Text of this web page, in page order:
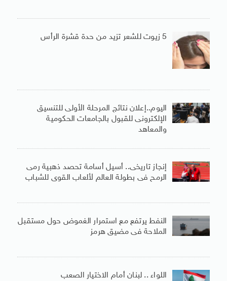
5 زيوت للشعر تزيد من حدة قشرة الرأس
اليوم..إعلان نتائج المرحلة الأولى للتنسيق
الإلكترونى للقبول بالجامعات الحكومية
والمعاهد
إنجاز تاريخى.. أسيل أسامة تحصد ذهبية رمى
الرمح فى بطولة العالم لألعاب القوى للشباب
النفط يرتفع مع استمرار الغموض حول مستقبل
الملاحة فى مضيق هرمز
اللواء .. لبنان أمام الاختيار الصعب